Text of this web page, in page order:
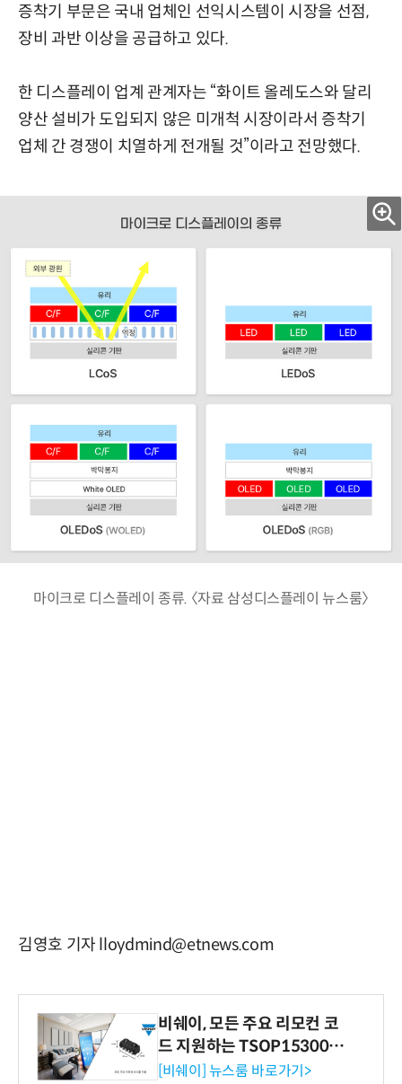
증착기 부문은 국내 업체인 선익시스템이 시장을 선점,
장비 과반 이상을 공급하고 있다.
한 디스플레이 업계 관계자는 “화이트 올레도스와 달리
양산 설비가 도입되지 않은 미개척 시장이라서 증착기
업체 간 경쟁이 치열하게 전개될 것”이라고 전망했다.
마이크로 디스플레이 종류. 〈자료 삼성디스플레이 뉴스룸〉
김영호 기자 lloydmind@etnews.com
비쉐이, 모든 주요 리모컨 코
드 지원하는 TSOP15300 시
리즈 IR 수신기 출시
[비쉐이] 뉴스룸 바로가기>